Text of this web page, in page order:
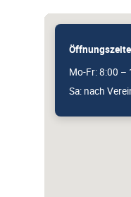
Mo-Fr: 8:00 –
Sa: nach